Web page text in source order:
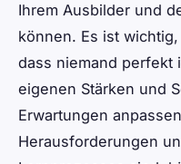
Ihrem Ausbilder und
können. Es ist
dass niemand perfekt
eigenen Stärken und
Erwartungen
Herausforderungen